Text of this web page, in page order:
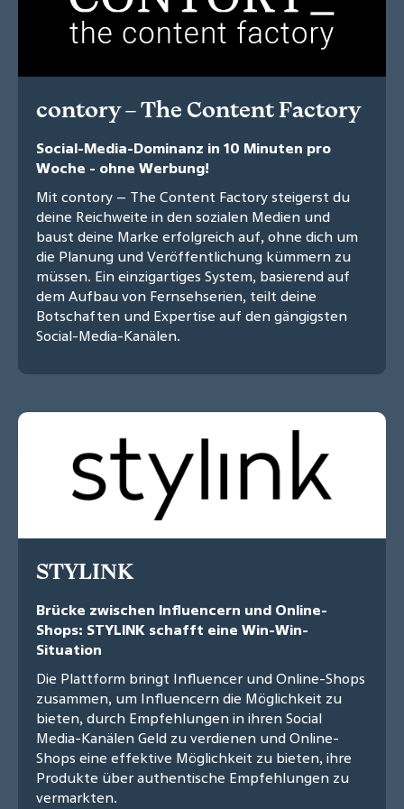
contory – The Content Factory
Social-Media-Dominanz in 10 Minuten pro
Woche - ohne Werbung!
Mit contory – The Content Factory steigerst du
deine Reichweite in den sozialen Medien und
baust deine Marke erfolgreich auf, ohne dich um
die Planung und Veröffentlichung kümmern zu
müssen. Ein einzigartiges System, basierend auf
dem Aufbau von Fernsehserien, teilt deine
Botschaften und Expertise auf den gängigsten
Social-Media-Kanälen.
STYLINK
Brücke zwischen Influencern und Online-
Shops: STYLINK schafft eine Win-Win-
Situation
Die Plattform bringt Influencer und Online-Shops
zusammen, um Influencern die Möglichkeit zu
bieten, durch Empfehlungen in ihren Social
Media-Kanälen Geld zu verdienen und Online-
Shops eine effektive Möglichkeit zu bieten, ihre
Produkte über authentische Empfehlungen zu
vermarkten.